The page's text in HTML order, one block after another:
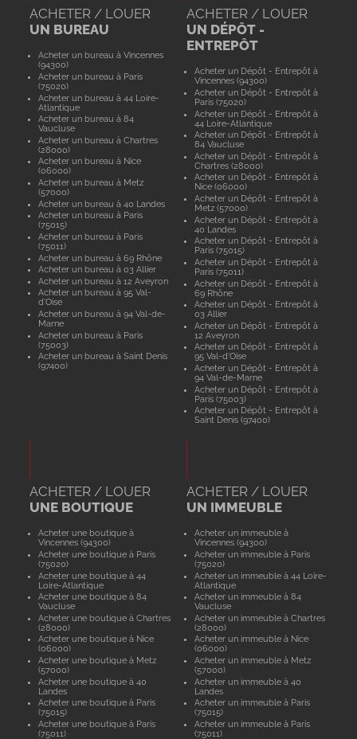
ACHETER / LOUER
UN BUREAU
Acheter un bureau à Vincennes
(94300)
Acheter un bureau à Paris
(75020)
Acheter un bureau à 44 Loire-
Atlantique
Acheter un bureau à 84
Vaucluse
Acheter un bureau à Chartres
(28000)
Acheter un bureau à Nice
(06000)
Acheter un bureau à Metz
(57000)
Acheter un bureau à 40 Landes
Acheter un bureau à Paris
(75015)
Acheter un bureau à Paris
(75011)
Acheter un bureau à 69 Rhône
Acheter un bureau à 03 Allier
Acheter un bureau à 12 Aveyron
Acheter un bureau à 95 Val-
d'Oise
Acheter un bureau à 94 Val-de-
Marne
Acheter un bureau à Paris
(75003)
Acheter un bureau à Saint Denis
(97400)
ACHETER / LOUER
UN DÉPÔT -
ENTREPÔT
Acheter un Dépôt - Entrepôt à
Vincennes (94300)
Acheter un Dépôt - Entrepôt à
Paris (75020)
Acheter un Dépôt - Entrepôt à
44 Loire-Atlantique
Acheter un Dépôt - Entrepôt à
84 Vaucluse
Acheter un Dépôt - Entrepôt à
Chartres (28000)
Acheter un Dépôt - Entrepôt à
Nice (06000)
Acheter un Dépôt - Entrepôt à
Metz (57000)
Acheter un Dépôt - Entrepôt à
40 Landes
Acheter un Dépôt - Entrepôt à
Paris (75015)
Acheter un Dépôt - Entrepôt à
Paris (75011)
Acheter un Dépôt - Entrepôt à
69 Rhône
Acheter un Dépôt - Entrepôt à
03 Allier
Acheter un Dépôt - Entrepôt à
12 Aveyron
Acheter un Dépôt - Entrepôt à
95 Val-d'Oise
Acheter un Dépôt - Entrepôt à
94 Val-de-Marne
Acheter un Dépôt - Entrepôt à
Paris (75003)
Acheter un Dépôt - Entrepôt à
Saint Denis (97400)
ACHETER / LOUER
UNE BOUTIQUE
Acheter une boutique à
Vincennes (94300)
Acheter une boutique à Paris
(75020)
Acheter une boutique à 44
Loire-Atlantique
Acheter une boutique à 84
Vaucluse
Acheter une boutique à Chartres
(28000)
Acheter une boutique à Nice
(06000)
Acheter une boutique à Metz
(57000)
Acheter une boutique à 40
Landes
Acheter une boutique à Paris
(75015)
Acheter une boutique à Paris
(75011)
ACHETER / LOUER
UN IMMEUBLE
Acheter un immeuble à
Vincennes (94300)
Acheter un immeuble à Paris
(75020)
Acheter un immeuble à 44 Loire-
Atlantique
Acheter un immeuble à 84
Vaucluse
Acheter un immeuble à Chartres
(28000)
Acheter un immeuble à Nice
(06000)
Acheter un immeuble à Metz
(57000)
Acheter un immeuble à 40
Landes
Acheter un immeuble à Paris
(75015)
Acheter un immeuble à Paris
(75011)